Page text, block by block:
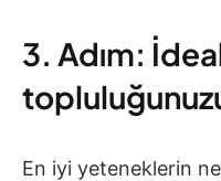
3. Adım:
En iyi yeteneklerin